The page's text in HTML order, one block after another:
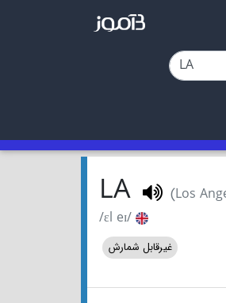
LA
(Los
/ɛl eɪ/
غیرقابل شمارش